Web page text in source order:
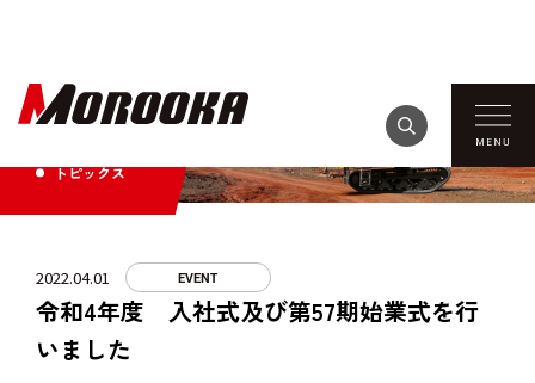
トピックス
2022.04.01 EVENT
令和4年度 入社式及び第57期始業式を行
いました